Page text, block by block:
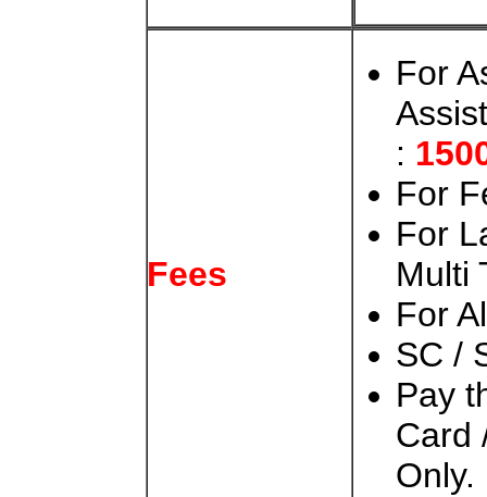
Fees
For
:
For
For
Multi
For
SC /
Pay
Card
Only.